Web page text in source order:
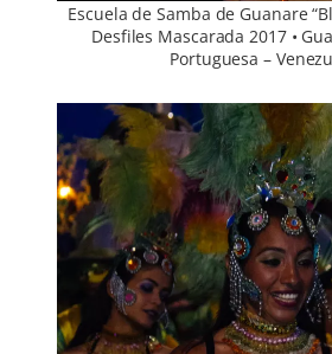
Escuela de Samba de Guanare
Desfiles Mascarada 2017 •
Portuguesa –